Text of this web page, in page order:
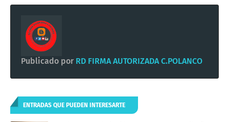
Publicado por RD FIRMA AUTORIZADA C.POLANCO
ENTRADAS QUE PUEDEN INTERESARTE